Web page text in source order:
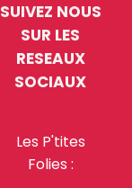
SUIVEZ NOUS
SUR LES
RESEAUX
SOCIAUX
Les P'tites
Folies :